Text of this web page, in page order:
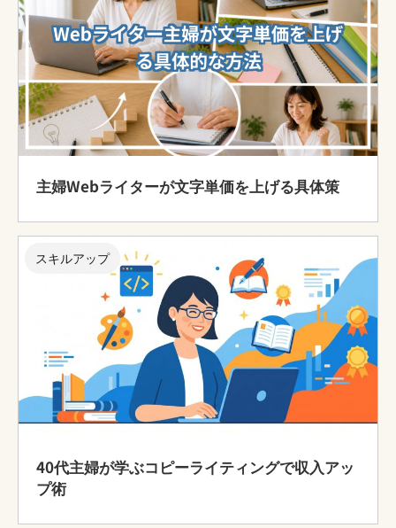
主婦Webライターが文字単価を上げる具体策
スキルアップ
40代主婦が学ぶコピーライティングで収入アッ
プ術